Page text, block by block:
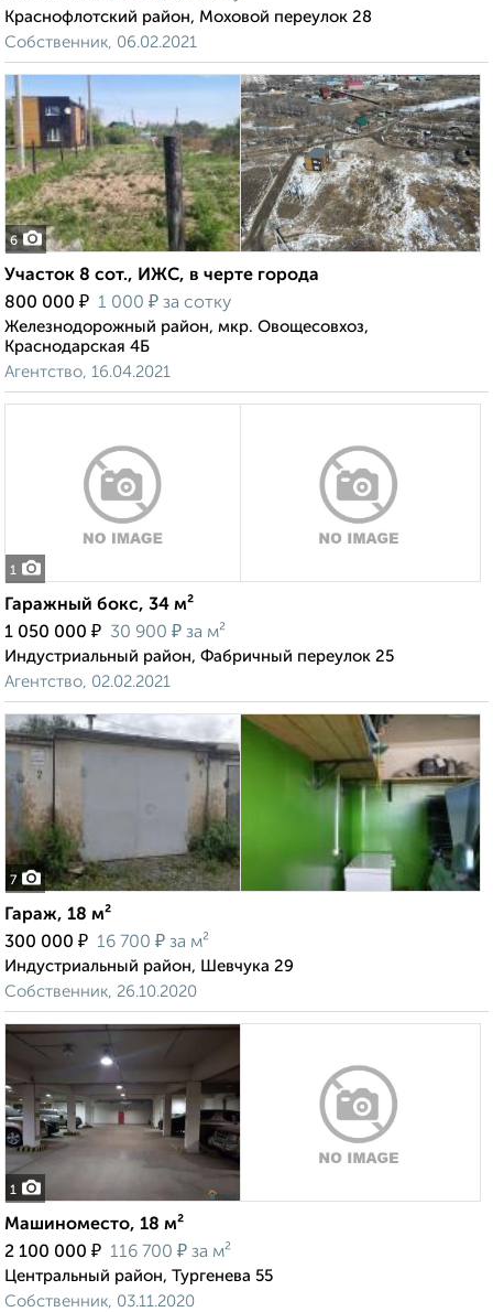
Краснофлотский район, Моховой переулок 28
Собственник, 06.02.2021
6
Участок 8 сот., ИЖС, в черте города
800 000 ₽ 1 000 ₽ за сотку
Железнодорожный район, мкр. Овощесовхоз,
Краснодарская 4Б
Агентство, 16.04.2021
1
Гаражный бокс, 34 м²
1 050 000 ₽ 30 900 ₽ за м²
Индустриальный район, Фабричный переулок 25
Агентство, 02.02.2021
7
Гараж, 18 м²
300 000 ₽ 16 700 ₽ за м²
Индустриальный район, Шевчука 29
Собственник, 26.10.2020
1
Машиноместо, 18 м²
2 100 000 ₽ 116 700 ₽ за м²
Центральный район, Тургенева 55
Собственник, 03.11.2020